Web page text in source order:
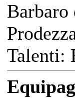
Talenti: